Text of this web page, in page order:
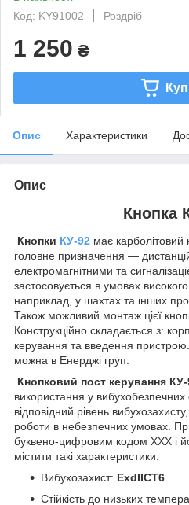
Код: KY91002
Роздріб
1 250 ₴
Опис Характеристики
Опис
Кнопка
Кнопки КУ-92 має карболітовий
головне призначення —
електромагнітними та
застосовується в умовах високого
наприклад, у шахтах та інших
Також можливий монтаж цієї
Конструкційно складається з:
керування та введення пристрою.
можна в Енерджі груп.
Кнопковий пост керування
використання у
відповідний рівень
роботи в небезпечних умовах.
буквено-цифровим кодом ХХХ і
містити такі характеристики:
Вибухозахист: ExdIICT6
Стійкість до низьких